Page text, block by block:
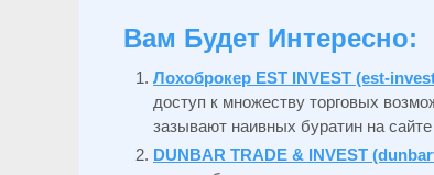
Вам Будет Интересно:
Лохоброкер EST INVEST (est-
доступ к множеству торговых
зазывают наивных буратин на
DUNBAR TRADE & INVEST